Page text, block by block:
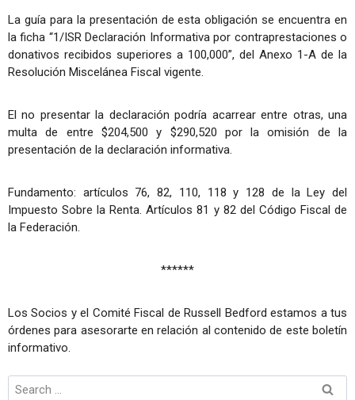
La guía para la presentación de esta obligación se encuentra en
la ficha “1/ISR Declaración Informativa por contraprestaciones o
donativos recibidos superiores a 100,000”, del Anexo 1-A de la
Resolución Miscelánea Fiscal vigente.
El no presentar la declaración podría acarrear entre otras, una
multa de entre $204,500 y $290,520 por la omisión de la
presentación de la declaración informativa.
Fundamento: artículos 76, 82, 110, 118 y 128 de la Ley del
Impuesto Sobre la Renta. Artículos 81 y 82 del Código Fiscal de
la Federación.
******
Los Socios y el Comité Fiscal de Russell Bedford estamos a tus
órdenes para asesorarte en relación al contenido de este boletín
informativo.